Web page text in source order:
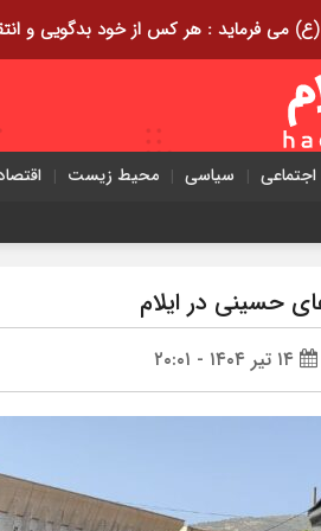
: هر کس از خود بدگویی و انتقاد کند٬ خود را اصلاح کرده و هر کس خودستایی نماید٬ پس به تحقیق خویش
اجتماعی سیاسی محیط زیست
حسینی در ایلام